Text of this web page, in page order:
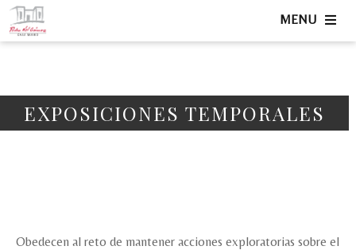
MENU
EXPOSICIONES TEMPORALES
Obedecen al reto de mantener acciones exploratorias sobre el